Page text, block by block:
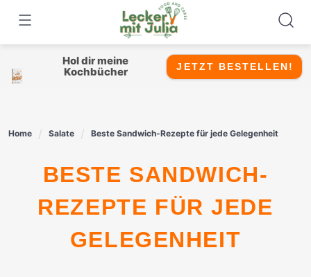
content
Hol dir meine
Kochbücher
JETZT BESTELLEN!
Home Salate Beste Sandwich-Rezepte für jede Gelegenheit
BESTE SANDWICH-
REZEPTE FÜR JEDE
GELEGENHEIT